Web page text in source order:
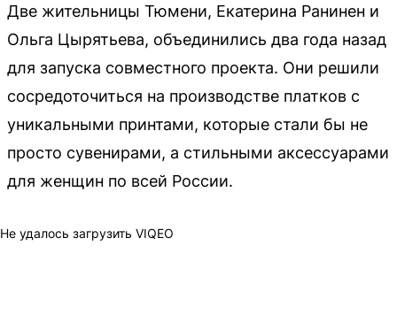
Две жительницы Тюмени, Екатерина Ранинен и
Ольга Цырятьева, объединились два года назад
для запуска совместного проекта. Они решили
сосредоточиться на производстве платков с
уникальными принтами, которые стали бы не
просто сувенирами, а стильными аксессуарами
для женщин по всей России.
Не удалось загрузить VIQEO